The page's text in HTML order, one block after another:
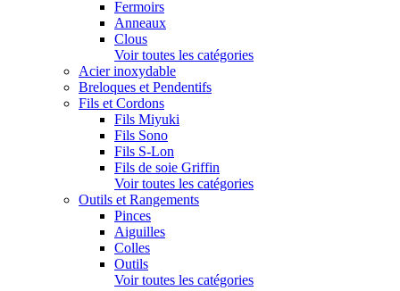
Fermoirs
Anneaux
Clous
Voir toutes les catégories
Acier inoxydable
Breloques et Pendentifs
Fils et Cordons
Fils Miyuki
Fils Sono
Fils S-Lon
Fils de soie Griffin
Voir toutes les catégories
Outils et Rangements
Pinces
Aiguilles
Colles
Outils
Voir toutes les catégories